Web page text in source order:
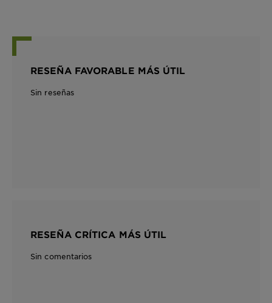
RESEÑA FAVORABLE MÁS ÚTIL
Sin reseñas
RESEÑA CRÍTICA MÁS ÚTIL
Sin comentarios